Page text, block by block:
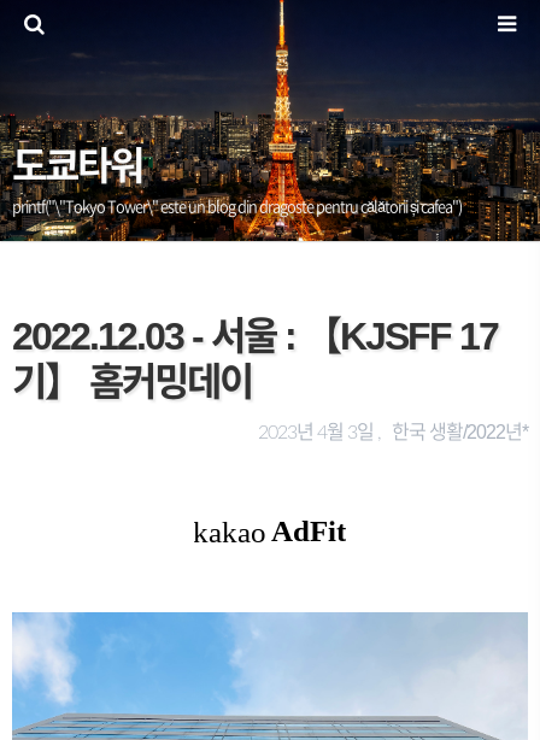
도쿄타워
printf("\"Tokyo Tower\" este un blog din dragoste pentru călătorii și cafea")
2022.12.03 - 서울 : 【KJSFF 17
기】 홈커밍데이
2023년 4월 3일 , 한국 생활/2022년*